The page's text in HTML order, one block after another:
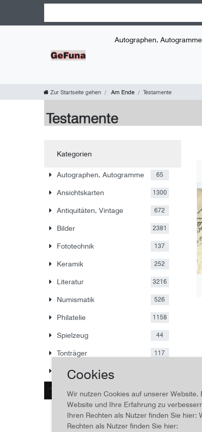
Autographen, Autogramme
Zur Startseite gehen Am Ende Testamente
Testamente
Kategorien
Autographen, Autogramme 65
Ansichtskarten 1300
Antiquitäten, Vintage 672
Bilder 2381
Fototechnik 137
Keramik 252
Literatur 3216
Numismatik 526
Philatelie 1158
Spielzeug 44
Tonträger 117
Sonstiges
Ahnentafel/Stammbaum 20
Beileidsbekundung 41
Cookies
Wir nutzen Cookies auf unserer
Website und Ihre Erfahrung zu
Ihren Rechten als Nutzer finden Sie
Rechten als Nutzer finden Sie hier: